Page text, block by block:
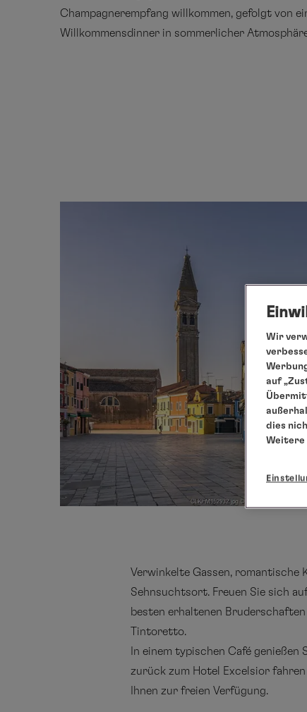
Champagnerempfang willkommen, gefolgt von
Willkommensdinner in sommerlicher
Verwinkelte Gassen, romantische
Sehnsuchtsort. Freuen Sie sich
besten erhaltenen
Tintoretto.
In einem typischen Café
zurück zum Hotel Excelsior
Ihnen zur freien Verfügung.
Wir
auf
dies
Weitere